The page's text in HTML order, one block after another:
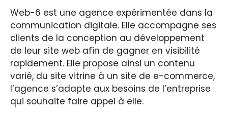
Web-6 est une agence expérimentée dans la
communication digitale. Elle accompagne ses
clients de la conception au développement
de leur site web afin de gagner en visibilité
rapidement. Elle propose ainsi un contenu
varié, du site vitrine à un site de e-commerce,
l’agence s’adapte aux besoins de l’entreprise
qui souhaite faire appel à elle.